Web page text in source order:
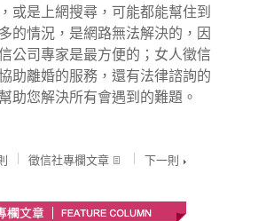
或是上網搜尋，可能都能幫住到
的情況，是網路無法解決的，因
公司專家是最方便的；女人徵信
助離婚的服務，還有法律諮詢的
助您解決所有會遇到的難題。
徵信社專欄文章 下一則